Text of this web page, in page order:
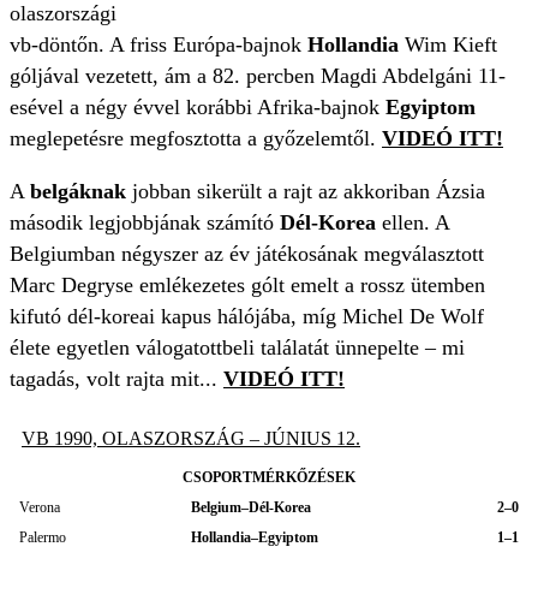
olaszországi
vb-döntőn. A friss Európa-bajnok Hollandia Wim Kieft
góljával vezetett, ám a 82. percben Magdi Abdelgáni 11-
esével a négy évvel korábbi Afrika-bajnok Egyiptom
meglepetésre megfosztotta a győzelemtől. VIDEÓ ITT!
A belgáknak jobban sikerült a rajt az akkoriban Ázsia
második legjobbjának számító Dél-Korea ellen. A
Belgiumban négyszer az év játékosának megválasztott
Marc Degryse emlékezetes gólt emelt a rossz ütemben
kifutó dél-koreai kapus hálójába, míg Michel De Wolf
élete egyetlen válogatottbeli találatát ünnepelte – mi
tagadás, volt rajta mit... VIDEÓ ITT!
CSOPORTMÉRKŐZÉSEK
Verona
Belgium–Dél-Korea
2–0
Palermo
Hollandia–Egyiptom 1–1
VB 1990, OLASZORSZÁG – JÚNIUS 12.